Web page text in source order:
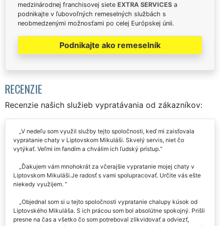
medzinárodnej franchisovej siete EXTRA SERVICES a
podnikajte v ľubovoľných remeselných službách s
neobmedzenými možnosťami po celej Európskej únii.
Podnikajte ako remeselník
RECENZIE
Recenzie našich služieb vypratávania od zákazníkov:
V nedeľu som využil služby tejto spoločnosti, keď mi zaisťovala
vypratanie chaty v Liptovskom Mikuláši. Skvelý servis, niet čo
vytýkať. Veľmi im fandím a chválim ich ľudský prístup.
Ďakujem vám mnohokrát za včerajšie vypratanie mojej chaty v
Liptovskom Mikuláši.Je radosť s vami spolupracovať. Určite vás ešte
niekedy využijem.
Objednal som si u tejto spoločnosti vypratanie chalupy kúsok od
Liptovského Mikuláša. S ich prácou som bol absolútne spokojný. Prišli
presne na čas a všetko čo som potreboval zlikvidovať a odviezť,